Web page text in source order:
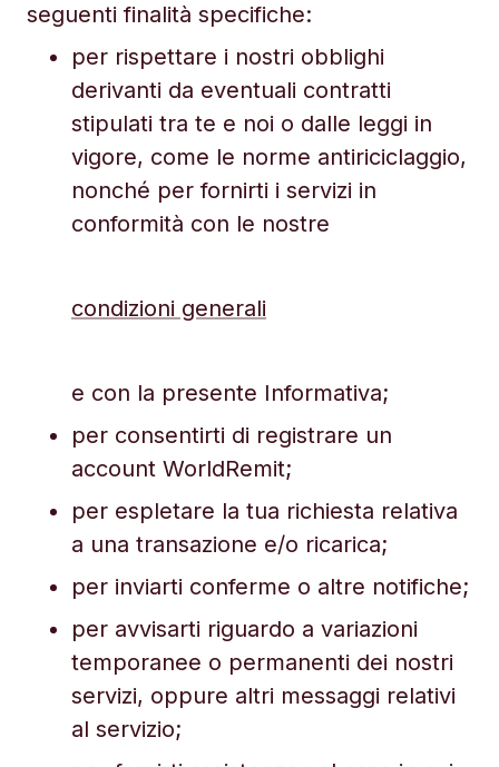
seguenti finalità specifiche:
per rispettare i nostri obblighi
derivanti da eventuali contratti
stipulati tra te e noi o dalle leggi in
vigore, come le norme antiriciclaggio,
nonché per fornirti i servizi in
conformità con le nostre
condizioni generali
e con la presente Informativa;
per consentirti di registrare un
account WorldRemit;
per espletare la tua richiesta relativa
a una transazione e/o ricarica;
per inviarti conferme o altre notifiche;
per avvisarti riguardo a variazioni
temporanee o permanenti dei nostri
servizi, oppure altri messaggi relativi
al servizio;